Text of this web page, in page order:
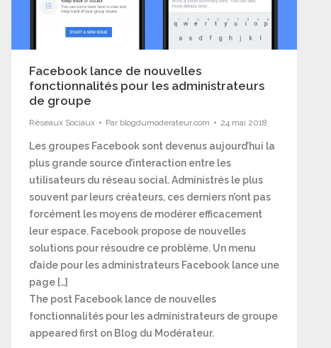
Facebook lance de nouvelles
fonctionnalités pour les administrateurs
de groupe
Réseaux Sociaux Par blogdumoderateur.com 24 mai 2018
Les groupes Facebook sont devenus aujourd’hui la
plus grande source d’interaction entre les
utilisateurs du réseau social. Administrés le plus
souvent par leurs créateurs, ces derniers n’ont pas
forcément les moyens de modérer efficacement
leur espace. Facebook propose de nouvelles
solutions pour résoudre ce problème. Un menu
d’aide pour les administrateurs Facebook lance une
page […]
The post Facebook lance de nouvelles
fonctionnalités pour les administrateurs de groupe
appeared first on Blog du Modérateur.